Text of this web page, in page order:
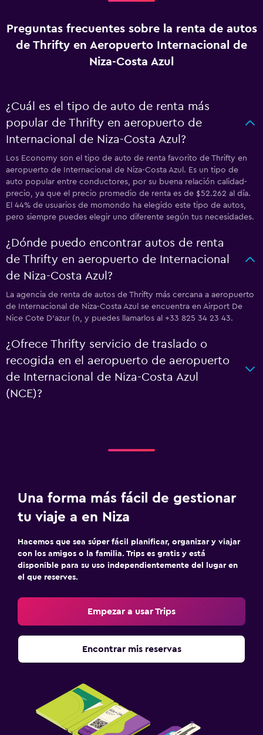
Preguntas frecuentes sobre la renta de autos
de Thrifty en Aeropuerto Internacional de
Niza-Costa Azul
¿Cuál es el tipo de auto de renta más
popular de Thrifty en aeropuerto de
Internacional de Niza-Costa Azul?
Los Economy son el tipo de auto de renta favorito de Thrifty en
aeropuerto de Internacional de Niza-Costa Azul. Es un tipo de
auto popular entre conductores, por su buena relación calidad-
precio, ya que el precio promedio de renta es de $52.262 al día.
El 44% de usuarios de momondo ha elegido este tipo de autos,
pero siempre puedes elegir uno diferente según tus necesidades.
¿Dónde puedo encontrar autos de renta
de Thrifty en aeropuerto de Internacional
de Niza-Costa Azul?
La agencia de renta de autos de Thrifty más cercana a aeropuerto
de Internacional de Niza-Costa Azul se encuentra en Airport De
Nice Cote D'azur (n, y puedes llamarlos al +33 825 34 23 43.
¿Ofrece Thrifty servicio de traslado o
recogida en el aeropuerto de aeropuerto
de Internacional de Niza-Costa Azul
(NCE)?
Una forma más fácil de gestionar
tu viaje a en Niza
Hacemos que sea súper fácil planificar, organizar y viajar
con los amigos o la familia. Trips es gratis y está
disponible para su uso independientemente del lugar en
el que reserves.
Empezar a usar Trips
Encontrar mis reservas